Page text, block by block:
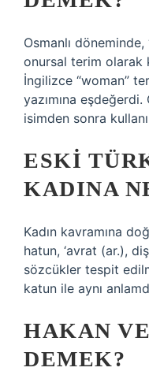
Osmanlı
onursal terim olarak
İngilizce “woman”
yazımına
isimden sonra
ESKI
KADINA
Kadın kavramına
hatun, ‘avrat (ar.),
sözcükler tespit
katun ile aynı
HAKAN
DEMEK?